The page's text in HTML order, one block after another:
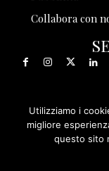
Collabora con
© 1999 - 2025
Utilizziamo i
migliore
questo sito